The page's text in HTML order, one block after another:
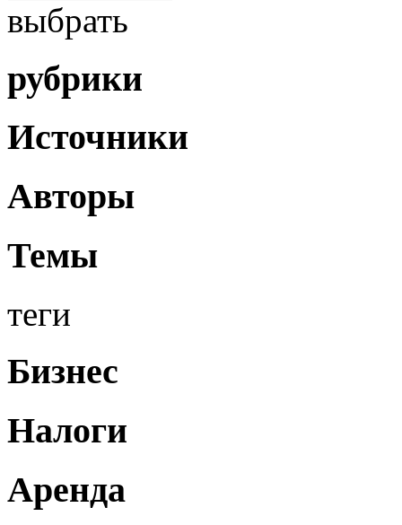
выбрать
рубрики
Источники
Авторы
Темы
теги
Бизнес
Налоги
Аренда